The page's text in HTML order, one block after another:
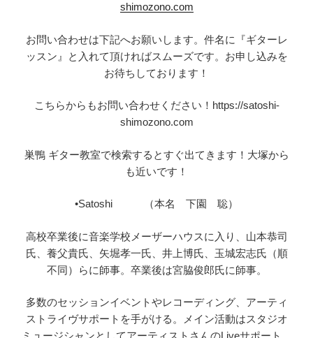
shimozono.com
お問い合わせは下記へお願いします。件名に『ギターレ
ッスン』と入れて頂ければスムーズです。お申し込みを
お待ちしております！
こちらからもお問い合わせください！https://satoshi-
shimozono.com
巣鴨 ギター教室で検索するとすぐ出てきます！大塚から
も近いです！
•Satoshi （本名 下園 聡）
高校卒業後に音楽学校メーザーハウスに入り、山本恭司
氏、養父貴氏、矢堀孝一氏、井上博氏、玉城宏志氏（順
不同）らに師事。卒業後は宮脇俊郎氏に師事。
多数のセッションイベントやレコーディング、アーティ
ストライヴサポートを手がける。メイン活動はスタジオ